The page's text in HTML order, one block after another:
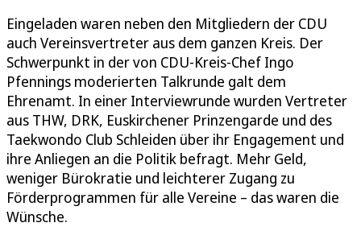
Eingeladen waren neben den Mitgliedern der CDU
auch Vereinsvertreter aus dem ganzen Kreis. Der
Schwerpunkt in der von CDU-Kreis-Chef Ingo
Pfennings moderierten Talkrunde galt dem
Ehrenamt. In einer Interviewrunde wurden Vertreter
aus THW, DRK, Euskirchener Prinzengarde und des
Taekwondo Club Schleiden über ihr Engagement und
ihre Anliegen an die Politik befragt. Mehr Geld,
weniger Bürokratie und leichterer Zugang zu
Förderprogrammen für alle Vereine – das waren die
Wünsche.